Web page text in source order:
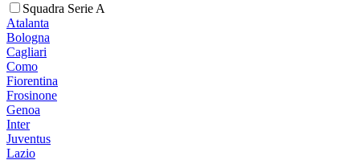
Squadra Serie A
Atalanta
Bologna
Cagliari
Como
Fiorentina
Frosinone
Genoa
Inter
Juventus
Lazio